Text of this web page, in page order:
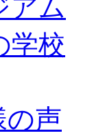
アム
学校
の声